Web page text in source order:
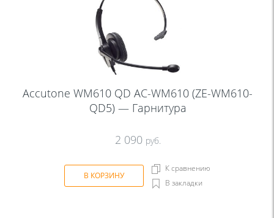
Accutone WM610 QD AC-WM610 (ZE-WM610-
QD5) — Гарнитура
2 090 руб.
В КОРЗИНУ
К сравнению
В закладки